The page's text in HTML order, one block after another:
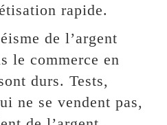
rapide.
de l’argent
le commerce en
durs. Tests,
ne se vendent pas,